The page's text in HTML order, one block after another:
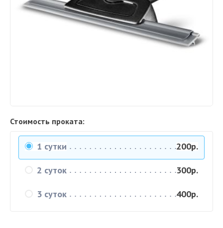
Стоимость проката:
1 сутки 200р.
2 суток 300р.
3 суток 400р.